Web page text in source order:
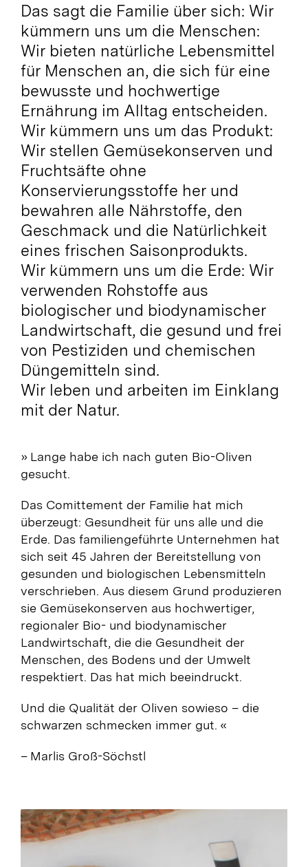
Das sagt die Familie über sich: Wir
kümmern uns um die Menschen:
Wir bieten natürliche Lebensmittel
für Menschen an, die sich für eine
bewusste und hochwertige
Ernährung im Alltag entscheiden.
Wir kümmern uns um das Produkt:
Wir stellen Gemüsekonserven und
Fruchtsäfte ohne
Konservierungsstoffe her und
bewahren alle Nährstoffe, den
Geschmack und die Natürlichkeit
eines frischen Saisonprodukts.
Wir kümmern uns um die Erde: Wir
verwenden Rohstoffe aus
biologischer und biodynamischer
Landwirtschaft, die gesund und frei
von Pestiziden und chemischen
Düngemitteln sind.
Wir leben und arbeiten im Einklang
mit der Natur.
» Lange habe ich nach guten Bio-Oliven
gesucht.
Das Comittement der Familie hat mich
überzeugt: Gesundheit für uns alle und die
Erde. Das familiengeführte Unternehmen hat
sich seit 45 Jahren der Bereitstellung von
gesunden und biologischen Lebensmitteln
verschrieben. Aus diesem Grund produzieren
sie Gemüsekonserven aus hochwertiger,
regionaler Bio- und biodynamischer
Landwirtschaft, die die Gesundheit der
Menschen, des Bodens und der Umwelt
respektiert. Das hat mich beeindruckt.
Und die Qualität der Oliven sowieso – die
schwarzen schmecken immer gut. «
– Marlis Groß-Söchstl